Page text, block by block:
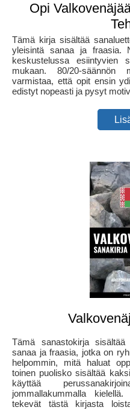
Opi
Tämä kirja sisältää
yleisintä sanaa ja fraasia.
keskustelussa esiintyvien
mukaan. 80/20-säännön
varmistaa, että opit ensin
edistyt nopeasti ja pysyt
Tämä sanastokirja
sanaa ja fraasia, jotka on
helpommin, mitä haluat
toinen puolisko sisältää
käyttää
jommallakummalla
tekevät tästä kirjasta